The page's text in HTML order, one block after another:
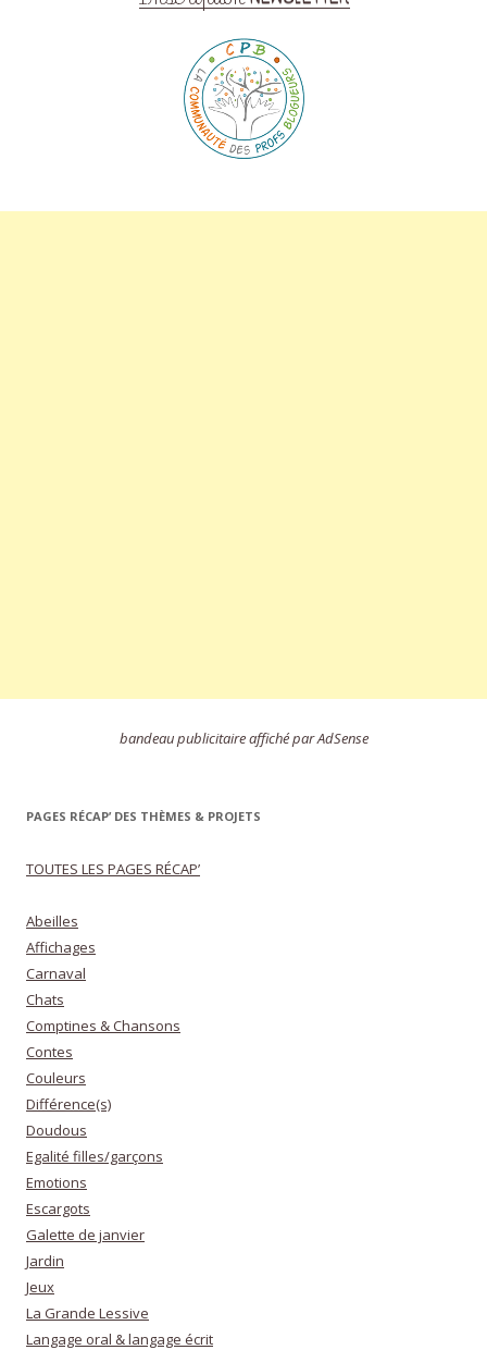
bandeau publicitaire affiché par AdSense
PAGES RÉCAP’ DES THÈMES & PROJETS
TOUTES LES PAGES RÉCAP’
Abeilles
Affichages
Carnaval
Chats
Comptines & Chansons
Contes
Couleurs
Différence(s)
Doudous
Egalité filles/garçons
Emotions
Escargots
Galette de janvier
Jardin
Jeux
La Grande Lessive
Langage oral & langage écrit